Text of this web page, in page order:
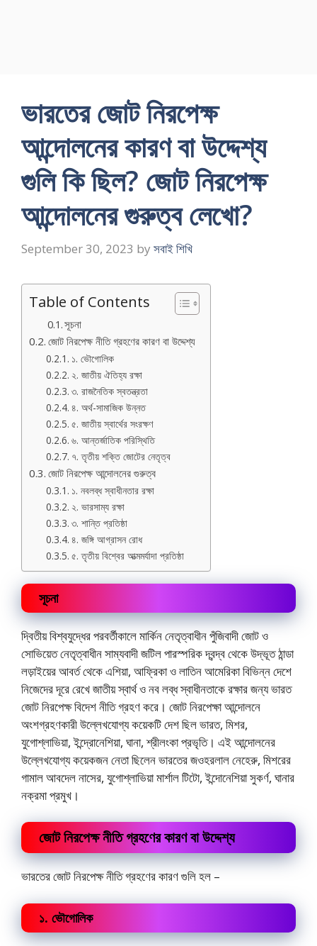
ভারতের জোট নিরপেক্ষ
আন্দোলনের কারণ বা উদ্দেশ্য
গুলি কি ছিল? জোট নিরপেক্ষ
আন্দোলনের গুরুত্ব লেখো?
September 30, 2023 by সবাই শিখি
Table of Contents
সূচনা
জোট নিরপেক্ষ নীতি গ্রহণের কারণ বা উদ্দেশ্য
১. ভৌগোলিক
২. জাতীয় ঐতিহ্য রক্ষা
৩. রাজনৈতিক স্বতন্ত্রতা
৪. অর্থ-সামাজিক উন্নত
৫. জাতীয় স্বার্থের সংরক্ষণ
৬. আন্তর্জাতিক পরিস্থিতি
৭. তৃতীয় শক্তি জোটের নেতৃত্ব
জোট নিরপেক্ষ আন্দোলনের গুরুত্ব
১. নবলব্ধ স্বাধীনতার রক্ষা
২. ভারসাম্য রক্ষা
৩. শান্তি প্রতিষ্ঠা
৪. জঙ্গি আগ্রাসন রোধ
৫. তৃতীয় বিশ্বের আত্মমর্যাদা প্রতিষ্ঠা
সূচনা
দ্বিতীয় বিশ্বযুদ্ধের পরবর্তীকালে মার্কিন নেতৃত্বাধীন পুঁজিবাদী জোট ও
সোভিয়েত নেতৃত্বাধীন সাম্যবাদী জটিল পারস্পরিক দ্বন্দ্ব থেকে উদ্ভূত ঠান্ডা
লড়াইয়ের আবর্ত থেকে এশিয়া, আফ্রিকা ও লাতিন আমেরিকা বিভিন্ন দেশে
নিজেদের দূরে রেখে জাতীয় স্বার্থ ও নব লব্ধ স্বাধীনতাকে রক্ষার জন্য ভারত
জোট নিরপেক্ষ বিদেশ নীতি গ্রহণ করে। জোট নিরপেক্ষা আন্দোলনে
অংশগ্রহণকারী উল্লেখযোগ্য কয়েকটি দেশ ছিল ভারত, মিশর,
যুগোশ্লাভিয়া, ইন্দ্রোনেশিয়া, ঘানা, শ্রীলংকা প্রভৃতি। এই আন্দোলনের
উল্লেখযোগ্য কয়েকজন নেতা ছিলেন ভারতের জ‌ওহরলাল নেহেরু, মিশরের
গামাল আবদেল নাসের, যুগোশ্লাভিয়া মার্শাল টিটো, ইন্দোনেশিয়া সুকর্ণ, ঘানার
নক্রমা প্রমুখ।
জোট নিরপেক্ষ নীতি গ্রহণের কারণ বা উদ্দেশ্য
ভারতের জোট নিরপেক্ষ নীতি গ্রহণের কারণ গুলি হল –
১. ভৌগোলিক